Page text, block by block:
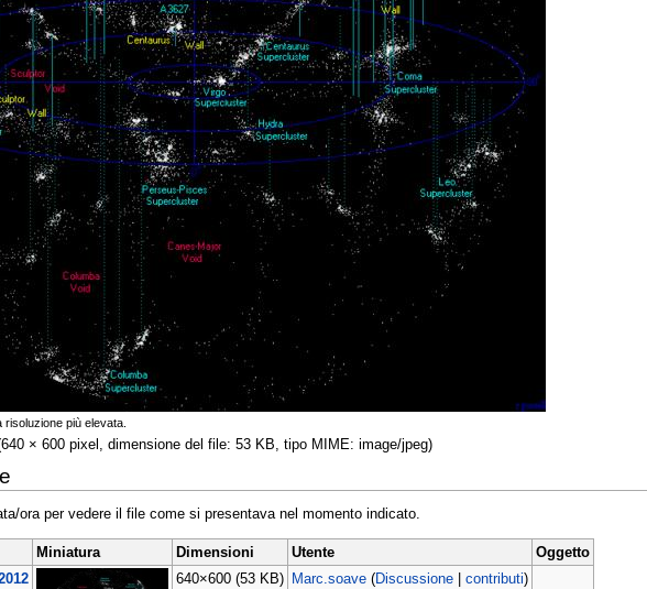
più elevata.
× 600 pixel, dimensione del file: 53 KB, tipo MIME: image/jpeg)
ora per vedere il file come si presentava nel momento indicato.
Miniatura Dimensioni Utente
Oggetto
640×600 (53 KB) Marc.soave (Discussione| contributi)